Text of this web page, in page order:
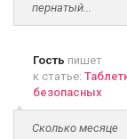
пернатый...
Гость пишет
к статье:
безопасных
Сколько месяце